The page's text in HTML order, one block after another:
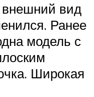
вид
Ранее
модель с
Широкая